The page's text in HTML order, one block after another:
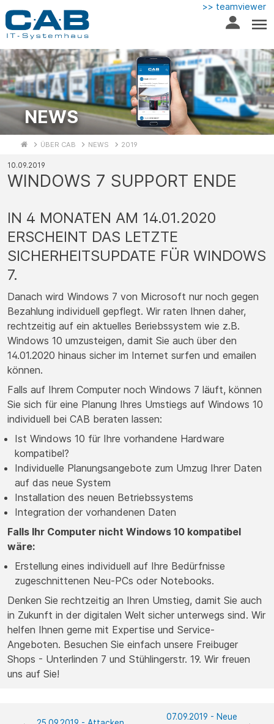
>> teamviewer
NEWS
ÜBER CAB NEWS 2019
10.09.2019
WINDOWS 7 SUPPORT ENDE
IN 4 MONATEN AM 14.01.2020
ERSCHEINT DAS LETZTE
SICHERHEITSUPDATE FÜR WINDOWS
7.
Danach wird Windows 7 von Microsoft nur noch gegen
Bezahlung individuell gepflegt. Wir raten Ihnen daher,
rechtzeitig auf ein aktuelles Beriebssystem wie z.B.
Windows 10 umzusteigen, damit Sie auch über den
14.01.2020 hinaus sicher im Internet surfen und emailen
können.
Falls auf Ihrem Computer noch Windows 7 läuft, können
Sie sich für eine Planung Ihres Umstiegs auf Windows 10
individuell bei CAB beraten lassen:
Ist Windows 10 für Ihre vorhandene Hardware
kompatibel?
Individuelle Planungsangebote zum Umzug Ihrer Daten
auf das neue System
Installation des neuen Betriebssystems
Integration der vorhandenen Daten
Falls Ihr Computer nicht Windows 10 kompatibel
wäre:
Erstellung eines individuell auf Ihre Bedürfnisse
zugeschnittenen Neu-PCs oder Notebooks.
Denken Sie rechtzeitig an Ihren Umstieg, damit Sie auch
in Zukunft in der digitalen Welt sicher unterwegs sind. Wir
helfen Ihnen gerne mit Expertise und Service-
Angeboten. Besuchen Sie einfach unsere Freibuger
Shops - Unterlinden 7 und Stühlingerstr. 19. Wir freuen
uns auf Sie!
07.09.2019 - Neue